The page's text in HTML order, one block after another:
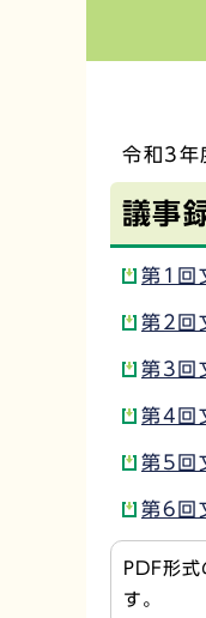
令和3年
議事
第1回
第2回
第3回
第4回
第5回
第6回
PDF形
す。